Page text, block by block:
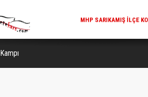
REKREATIF GEZI TURU,